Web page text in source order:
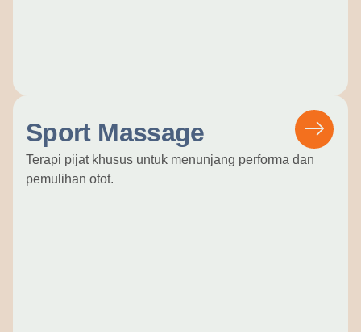
Sport Massage
Terapi pijat khusus untuk menunjang performa dan
pemulihan otot.